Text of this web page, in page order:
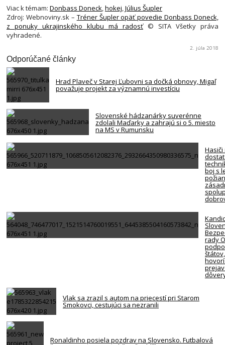
Viac k témam: Donbass Doneck,hokej,Július Šupler
Zdroj: Webnoviny.sk – Tréner Šupler opäť povedie Donbass Doneck,
z ponuky ukrajinského klubu má radosť© SITA Všetky práva
vyhradené.
2. júla 2018
Odporúčané články
Hrad Plaveč v Starej Ľubovni sa dočká obnovy, Migaľ
považuje projekt za významnú investíciu
Slovenské hádzanárky suverénne
zdolali Maďarky a zahrajú si o 5. miesto
na MS v Rumunsku
Hasiči
boj s
rady
Vlak sa zrazil s autom na priecestí pri Starom
Smokovci, cestujúci sa nezranili
Ronaldinho posiela pozdrav na Slovensko. Futbalová